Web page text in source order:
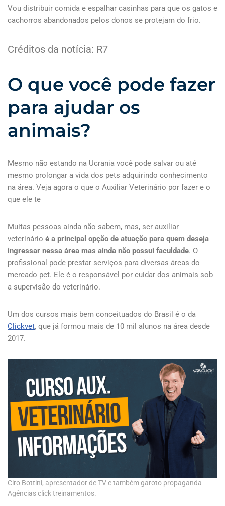
Vou distribuir comida e espalhar casinhas para que os gatos e
cachorros abandonados pelos donos se protejam do frio.
Créditos da notícia: R7
O que você pode fazer
para ajudar os
animais?
Mesmo não estando na Ucrania você pode salvar ou até
mesmo prolongar a vida dos pets adquirindo conhecimento
na área. Veja agora o que o Auxiliar Veterinário por fazer e o
que ele te
Muitas pessoas ainda não sabem, mas, ser auxiliar
veterinário é a principal opção de atuação para quem deseja
ingressar nessa área mas ainda não possui faculdade. O
profissional pode prestar serviços para diversas áreas do
mercado pet. Ele é o responsável por cuidar dos animais sob
a supervisão do veterinário.
Um dos cursos mais bem conceituados do Brasil é o da
Clickvet, que já formou mais de 10 mil alunos na área desde
2017.
Ciro Bottini, apresentador de TV e também garoto propaganda
Agências click treinamentos.